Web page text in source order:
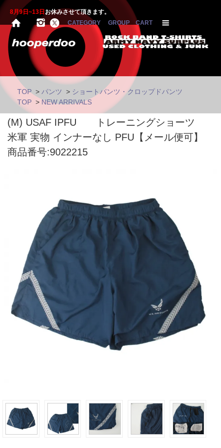
8月9日~13日 お休みさせて頂きます。
CATEGORY
GROUP CART
TOP > パンツ > ショートパンツ・クロップドパンツ
TOP > NEW ARRIVALS
(M) USAF IPFU トレーニングショーツ
米軍 実物 インナーなし PFU【メール便可】
商品番号:9022215